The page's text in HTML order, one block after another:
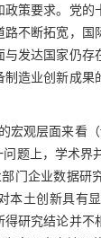
策要求。党的
不断拓宽，
发达国家仍
造业创新成
观层面来看（
题上，学术界
部门企业数据
本土创新具有
研究结论并